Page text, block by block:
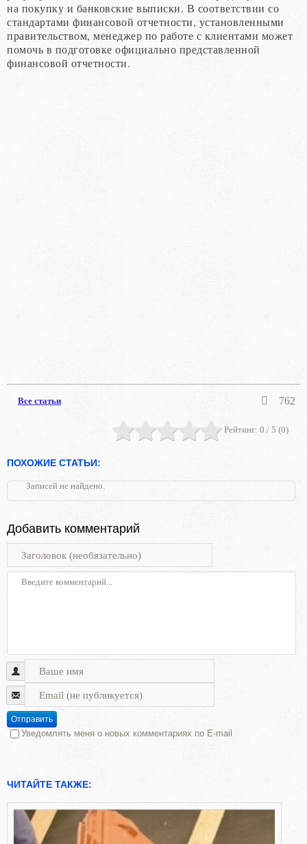
на покупку и банковские выписки. В соответствии со
стандартами финансовой отчетности, установленными
правительством, менеджер по работе с клиентами может
помочь в подготовке официально представленной
финансовой отчетности.
Все статьи 762
Рейтинг: 0 / 5 (0)
ПОХОЖИЕ СТАТЬИ:
Записей не найдено.
Добавить комментарий
Отправить
Уведомлять меня о новых комментариях по E-mail
ЧИТАЙТЕ ТАКЖЕ: